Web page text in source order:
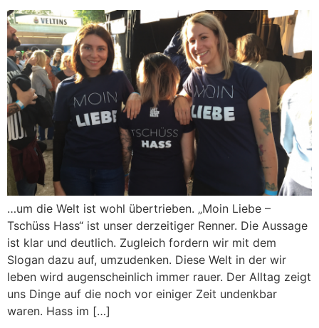
…um die Welt ist wohl übertrieben. „Moin Liebe –
Tschüss Hass“ ist unser derzeitiger Renner. Die Aussage
ist klar und deutlich. Zugleich fordern wir mit dem
Slogan dazu auf, umzudenken. Diese Welt in der wir
leben wird augenscheinlich immer rauer. Der Alltag zeigt
uns Dinge auf die noch vor einiger Zeit undenkbar
waren. Hass im […]